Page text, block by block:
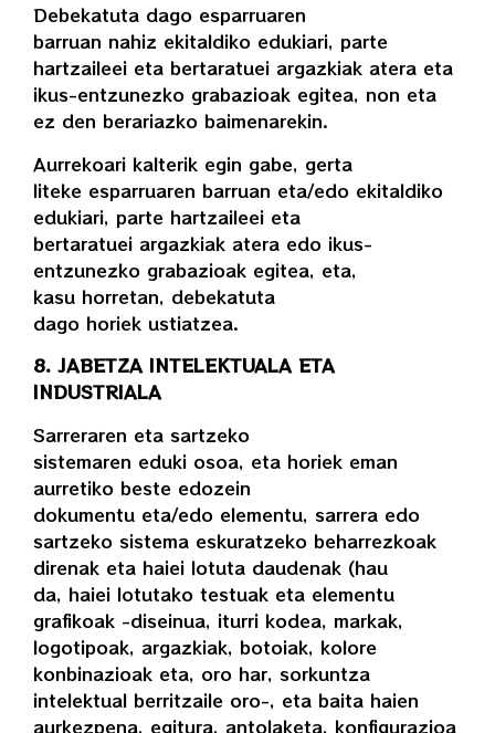
Debekatuta dago esparruaren
barruan nahiz ekitaldiko edukiari, parte
hartzaileei eta bertaratuei argazkiak atera eta
ikus-entzunezko grabazioak egitea, non eta
ez den berariazko baimenarekin.
Aurrekoari kalterik egin gabe, gerta
liteke esparruaren barruan eta/edo ekitaldiko
edukiari, parte hartzaileei eta
bertaratuei argazkiak atera edo ikus-
entzunezko grabazioak egitea, eta,
kasu horretan, debekatuta
dago horiek ustiatzea.
8. JABETZA INTELEKTUALA ETA
INDUSTRIALA
Sarreraren eta sartzeko
sistemaren eduki osoa, eta horiek eman
aurretiko beste edozein
dokumentu eta/edo elementu, sarrera edo
sartzeko sistema eskuratzeko beharrezkoak
direnak eta haiei lotuta daudenak (hau
da, haiei lotutako testuak eta elementu
grafikoak -diseinua, iturri kodea, markak,
logotipoak, argazkiak, botoiak, kolore
konbinazioak eta, oro har, sorkuntza
intelektual berritzaile oro-, eta baita haien
aurkezpena, egitura, antolaketa, konfigurazioa